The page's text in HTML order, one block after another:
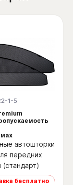
1-5
автошторки
передних
(стандарт)
бесплатно